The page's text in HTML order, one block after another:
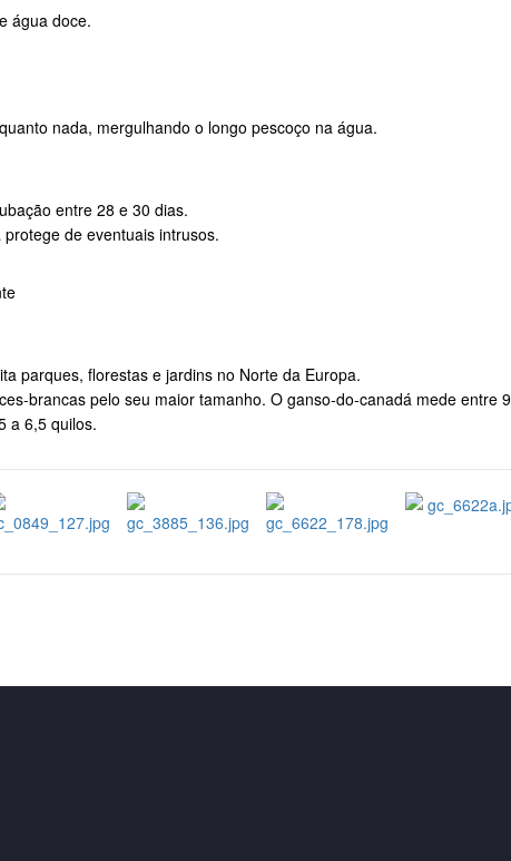
água doce.
nada, mergulhando o longo pescoço na água.
entre 28 e 30 dias.
de eventuais intrusos.
parques, florestas e jardins no Norte da Europa.
brancas pelo seu maior tamanho. O ganso-do-canadá mede
a 6,5 quilos.